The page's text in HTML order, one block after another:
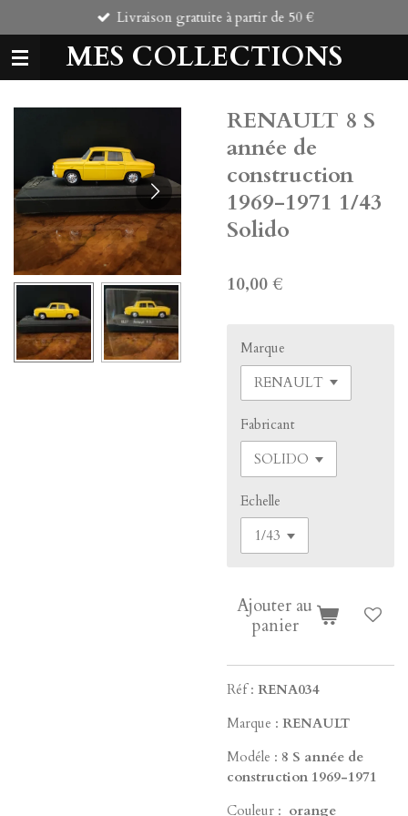
au
contenu
principal
MES COLLECTIONS
Livraison gratuite à partir de 50 €
RENAULT 8 S
année de
construction
1969-1971 1/43
Solido
10,00 €
Marque
Fabricant
Echelle
Ajouter au
panier
Réf : RENA034
Marque : RENAULT
Modéle : 8 S année de
construction 1969-1971
Couleur : orange